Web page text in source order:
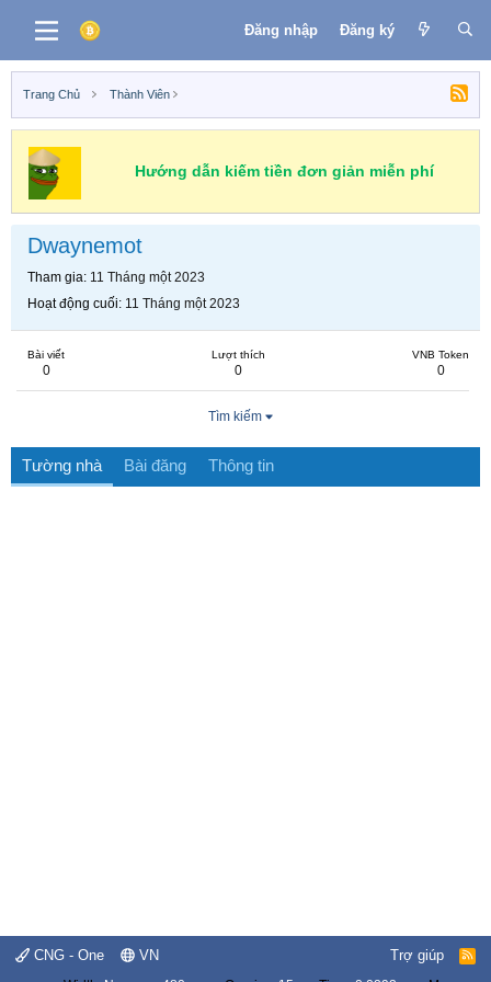
Đăng nhập Đăng ký
Trang Chủ Thành Viên
Hướng dẫn kiếm tiền đơn giản miễn phí
Dwaynemot
Tham gia 11 Tháng một 2023
Hoạt động cuối 11 Tháng một 2023
Bài viết
0
Lượt thích
0
VNB Token
0
Tìm kiếm
Tường nhà Bài đăng Thông tin
CNG - One VN Trợ giúp
R